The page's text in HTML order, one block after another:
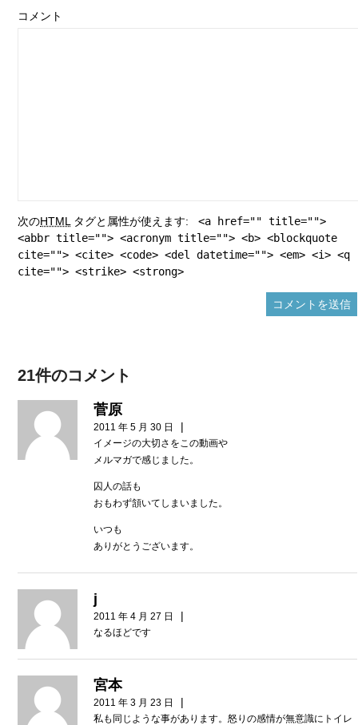
コメント
次のHTML タグと属性が使えます:
<a href="" title="">
<abbr title=""> <acronym title=""> <b> <blockquote
cite=""> <cite> <code> <del datetime=""> <em> <i> <q
cite=""> <strike> <strong>
21件のコメント
菅原
2011 年 5 月 30 日 |
イメージの大切さをこの動画や
メルマガで感じました。
囚人の話も
おもわず頷いてしまいました。
いつも
ありがとうございます。
j
2011 年 4 月 27 日 |
なるほどです
宮本
2011 年 3 月 23 日 |
私も同じような事があります。怒りの感情が無意識にトイレ